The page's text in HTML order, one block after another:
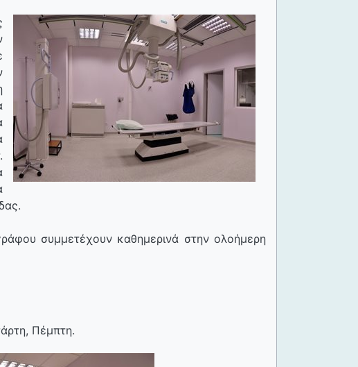
συμμετέχουν καθημερινά στην ολοήμερη
Πέμπτη.